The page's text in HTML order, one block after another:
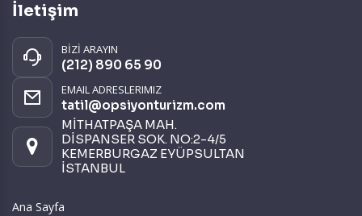
İletişim
BİZİ ARAYIN
(212) 890 65 90
EMAIL ADRESLERIMIZ
tatil@opsiyonturizm.com
MİTHATPAŞA MAH.
DİSPANSER SOK. NO:2-4/5
KEMERBURGAZ EYÜPSULTAN
İSTANBUL
Ana Sayfa